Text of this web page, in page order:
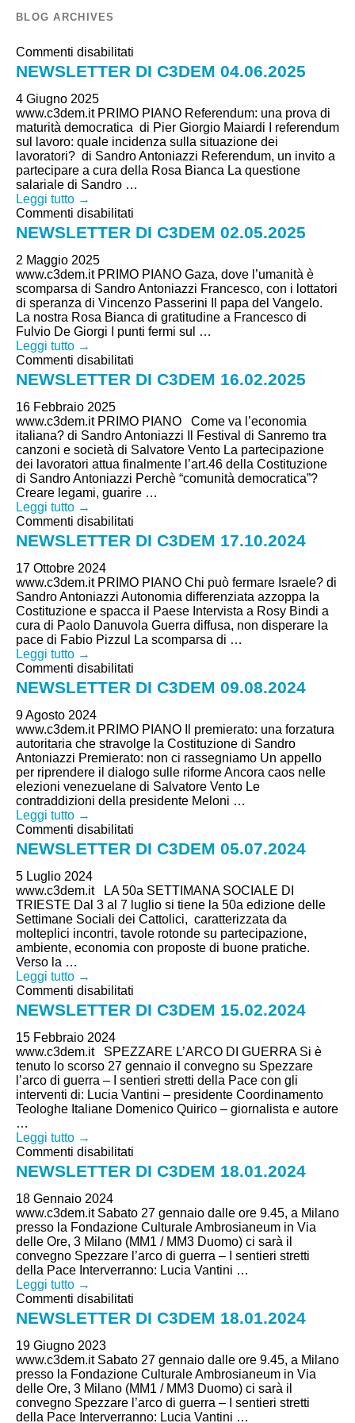
BLOG ARCHIVES
Commenti disabilitati
NEWSLETTER
DI
04.06.2025
NEWSLETTER DI C3DEM 04.06.2025
4 Giugno 2025
www.c3dem.it PRIMO PIANO Referendum: una prova di
maturità democratica di Pier Giorgio Maiardi I referendum
sul lavoro: quale incidenza sulla situazione dei
lavoratori? di Sandro Antoniazzi Referendum, un invito a
partecipare a cura della Rosa Bianca La questione
salariale di Sandro …
Leggi tutto →
Commenti disabilitati
NEWSLETTER
DI
02.05.2025
NEWSLETTER DI C3DEM 02.05.2025
2 Maggio 2025
www.c3dem.it PRIMO PIANO Gaza, dove l’umanità è
scomparsa di Sandro Antoniazzi Francesco, con i lottatori
di speranza di Vincenzo Passerini Il papa del Vangelo.
La nostra Rosa Bianca di gratitudine a Francesco di
Fulvio De Giorgi I punti fermi sul …
Leggi tutto →
Commenti disabilitati
NEWSLETTER
DI
16.02.2025
NEWSLETTER DI C3DEM 16.02.2025
16 Febbraio 2025
www.c3dem.it PRIMO PIANO Come va l’economia
italiana? di Sandro Antoniazzi Il Festival di Sanremo tra
canzoni e società di Salvatore Vento La partecipazione
dei lavoratori attua finalmente l’art.46 della Costituzione
di Sandro Antoniazzi Perchè “comunità democratica”?
Creare legami, guarire …
Leggi tutto →
Commenti disabilitati
NEWSLETTER
DI
17.10.2024
NEWSLETTER DI C3DEM 17.10.2024
17 Ottobre 2024
www.c3dem.it PRIMO PIANO Chi può fermare Israele? di
Sandro Antoniazzi Autonomia differenziata azzoppa la
Costituzione e spacca il Paese Intervista a Rosy Bindi a
cura di Paolo Danuvola Guerra diffusa, non disperare la
pace di Fabio Pizzul La scomparsa di …
Leggi tutto →
Commenti disabilitati
NEWSLETTER
DI
09.08.2024
NEWSLETTER DI C3DEM 09.08.2024
9 Agosto 2024
www.c3dem.it PRIMO PIANO Il premierato: una forzatura
autoritaria che stravolge la Costituzione di Sandro
Antoniazzi Premierato: non ci rassegniamo Un appello
per riprendere il dialogo sulle riforme Ancora caos nelle
elezioni venezuelane di Salvatore Vento Le
contraddizioni della presidente Meloni …
Leggi tutto →
Commenti disabilitati
NEWSLETTER
DI
05.07.2024
NEWSLETTER DI C3DEM 05.07.2024
5 Luglio 2024
www.c3dem.it LA 50a SETTIMANA SOCIALE DI
TRIESTE Dal 3 al 7 luglio si tiene la 50a edizione delle
Settimane Sociali dei Cattolici, caratterizzata da
molteplici incontri, tavole rotonde su partecipazione,
ambiente, economia con proposte di buone pratiche.
Verso la …
Leggi tutto →
Commenti disabilitati
NEWSLETTER
DI
15.02.2024
NEWSLETTER DI C3DEM 15.02.2024
15 Febbraio 2024
www.c3dem.it SPEZZARE L’ARCO DI GUERRA Si è
tenuto lo scorso 27 gennaio il convegno su Spezzare
l’arco di guerra – I sentieri stretti della Pace con gli
interventi di: Lucia Vantini – presidente Coordinamento
Teologhe Italiane Domenico Quirico – giornalista e autore
…
Leggi tutto →
Commenti disabilitati
NEWSLETTER
DI
18.01.2024
NEWSLETTER DI C3DEM 18.01.2024
18 Gennaio 2024
www.c3dem.it Sabato 27 gennaio dalle ore 9.45, a Milano
presso la Fondazione Culturale Ambrosianeum in Via
delle Ore, 3 Milano (MM1 / MM3 Duomo) ci sarà il
convegno Spezzare l’arco di guerra – I sentieri stretti
della Pace Interverranno: Lucia Vantini …
Leggi tutto →
Commenti disabilitati
NEWSLETTER
DI
18.01.2024
NEWSLETTER DI C3DEM 18.01.2024
19 Giugno 2023
www.c3dem.it Sabato 27 gennaio dalle ore 9.45, a Milano
presso la Fondazione Culturale Ambrosianeum in Via
delle Ore, 3 Milano (MM1 / MM3 Duomo) ci sarà il
convegno Spezzare l’arco di guerra – I sentieri stretti
della Pace Interverranno: Lucia Vantini …